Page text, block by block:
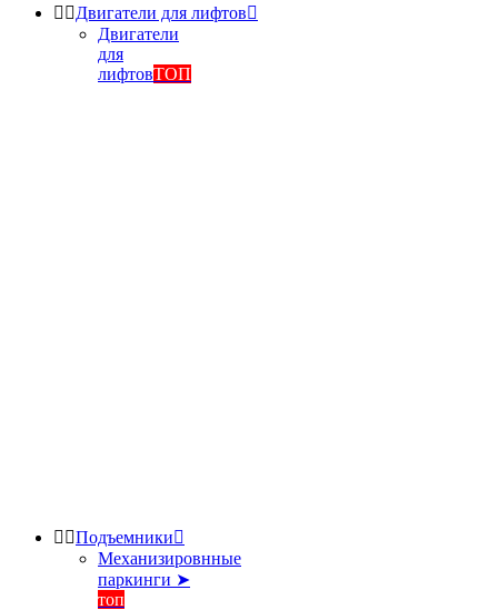
 Двигатели для лифтов
Двигатели
для
лифтовТОП
 Подъемники
Механизировнные
паркинги ➤
топ